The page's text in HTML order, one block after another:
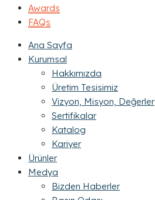
Awards
FAQs
Ana Sayfa
Kurumsal
Hakkımızda
Üretim Tesisimiz
Vizyon, Misyon, Değerler
Sertifikalar
Katalog
Kariyer
Ürünler
Medya
Bizden Haberler